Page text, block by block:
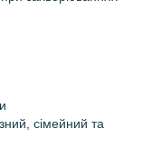
сімейний та